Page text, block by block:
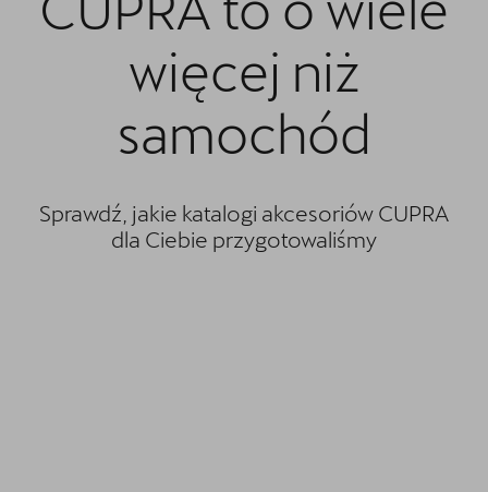
więcej niż
samochód
Sprawdź, jakie katalogi akcesoriów CUPRA
dla Ciebie przygotowaliśmy